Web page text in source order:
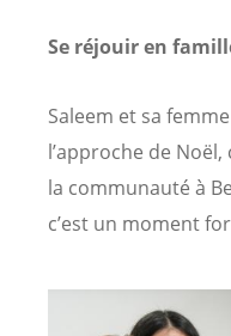
Se réjouir en
Saleem et sa
l’approche de
la communauté à
c’est un moment